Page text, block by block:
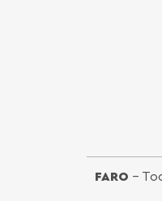
FARO -